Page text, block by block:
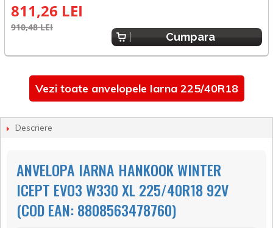
811,26 LEI
910,48 LEI
Cumpara
Vezi toate anvelopele Iarna 225/40R18
Descriere
ANVELOPA IARNA HANKOOK WINTER
ICEPT EVO3 W330 XL 225/40R18 92V
(COD EAN: 8808563478760)